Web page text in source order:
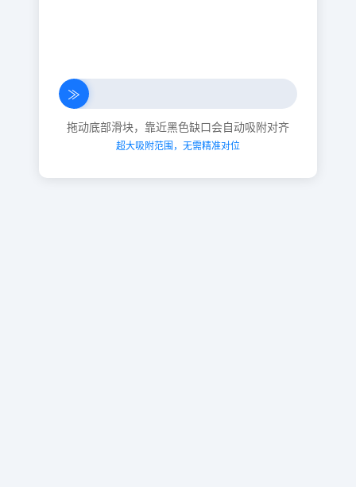
≫
拖动底部滑块，靠近黑色缺口会自动吸附对齐
超大吸附范围，无需精准对位